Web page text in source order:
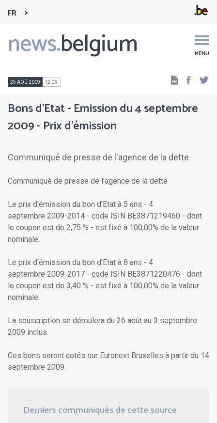
FR
news.belgium MENU
Main
navigation
25 AOÛ 2009 12:03
Bons d'Etat - Emission du 4 septembre
2009 - Prix d'émission
Communiqué de presse de l'agence de la dette
Communiqué de presse de l'agence de la dette
Le prix d'émission du bon d'Etat à 5 ans - 4
septembre 2009-2014 - code ISIN BE3871219460 - dont
le coupon est de 2,75 % - est fixé à 100,00% de la valeur
nominale.
Le prix d'émission du bon d'Etat à 8 ans - 4
septembre 2009-2017 - code ISIN BE3871220476 - dont
le coupon est de 3,40 % - est fixé à 100,00% de la valeur
nominale.
La souscription se déroulera du 26 août au 3 septembre
2009 inclus.
Ces bons seront cotés sur Euronext Bruxelles à partir du 14
septembre 2009.
Derniers communiqués de cette source